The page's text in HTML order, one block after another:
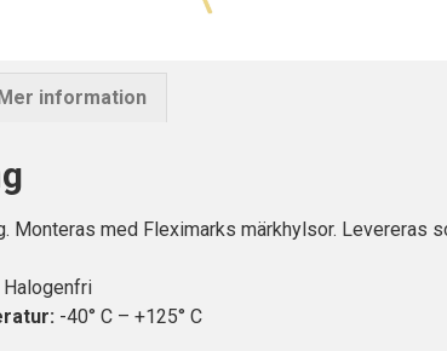
information
Monteras med Fleximarks märkhylsor.
-40° C – +125° C